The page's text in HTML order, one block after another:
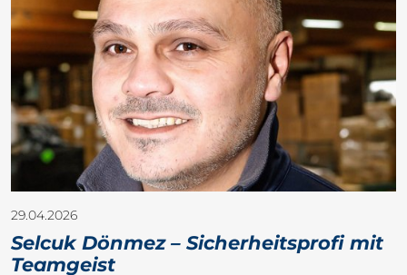
29.04.2026
Selcuk Dönmez – Sicherheitsprofi mit
Teamgeist